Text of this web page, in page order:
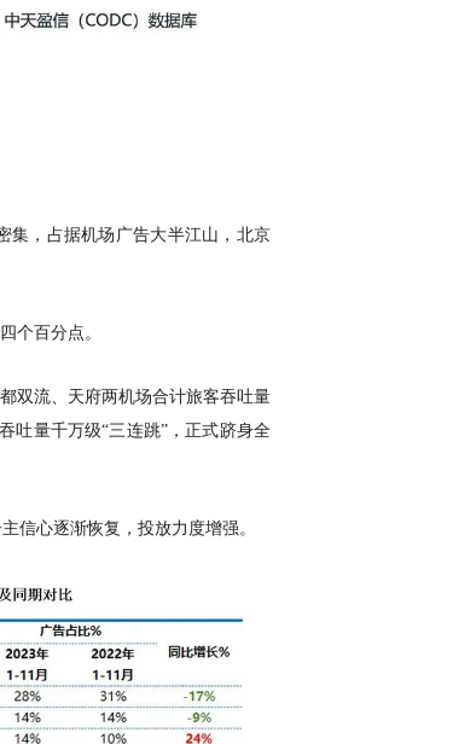
集，占据机场广告大半江山，北京
个百分点。
双流、天府两机场合计旅客吞吐量
吐量千万级“三连跳”，正式跻身全
信心逐渐恢复，投放力度增强。